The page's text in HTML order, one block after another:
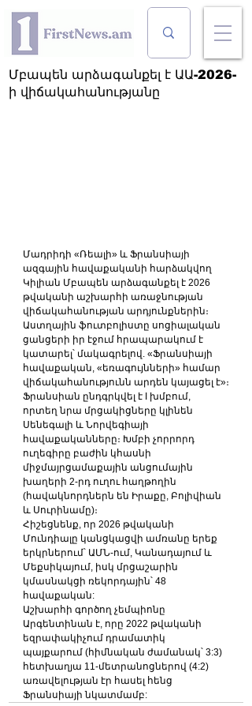
Մբապեն արձագանքել է ԱԱ-2026-
ի վիճակահանությանը
Մադրիդի «Ռեալի» և Ֆրանսիայի
ազգային հավաքականի հարձակվող
Կիլիան Մբապեն արձագանքել է 2026
թվականի աշխարհի առաջնության
վիճակահանության արդյունքներին։
Աստղային ֆուտբոլիստը սոցիալական
ցանցերի իր էջում հրապարակում է
կատարել՝ մակագրելով. «Ֆրանսիայի
հավաքական, «եռագույնների» համար
վիճակահանությունն արդեն կայացել է»։
Ֆրանսիան ընդգրկվել է I խմբում,
որտեղ նրա մրցակիցները կլինեն
Սենեգալի և Նորվեգիայի
հավաքականները։ Խմբի չորրորդ
ուղեգիրը բաժին կհասնի
միջմայրցամաքային անցումային
խաղերի 2-րդ ուղու հաղթողին
(հավակնորդներն են Իրաքը, Բոլիվիան
և Սուրինամը)։
Հիշեցնենք, որ 2026 թվականի
Մունդիալը կանցկացվի ամռանը երեք
երկրներում՝ ԱՄՆ-ում, Կանադայում և
Մեքսիկայում, իսկ մրցաշարին
կմասնակցի ռեկորդային՝ 48
հավաքական:
Աշխարհի գործող չեմպիոնը
Արգենտինան է, որը 2022 թվականի
եզրափակիչում դրամատիկ
պայքարում (հիմնական ժամանակ՝ 3:3)
հետխաղյա 11-մետրանոցներով (4:2)
առավելության էր հասել հենց
Ֆրանսիայի նկատմամբ: